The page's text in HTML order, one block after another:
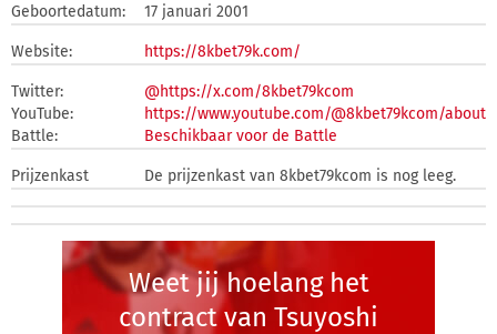
Geboortedatum:
17 januari 2001
Website: https://8kbet79k.com/
Twitter:
@https://x.com/8kbet79kcom
YouTube:
https://www.youtube.com/@8kbet79kcom/about
Battle:
Beschikbaar voor de Battle
Prijzenkast De prijzenkast van 8kbet79kcom is nog leeg.
Weet jij hoelang het
contract van Tsuyoshi